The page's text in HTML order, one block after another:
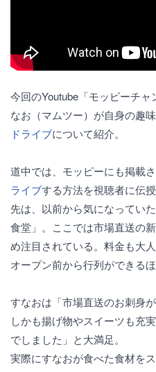
今回のYoutube「モッピーチ
なお（マムツー）が自身の趣
ドライブについて紹介。
道中では、モッピーにも掲載
ライブする方法を視聴者に伝
先は、以前から気になってい
食堂」。ここでは市場直送の
め注目されている。料金も大
オープン前から行列ができる
すなおは「市場直送のお刺身
しかも揚げ物やスイーツも充
でしました」と大満足。
実際にすなおが食べた食材を